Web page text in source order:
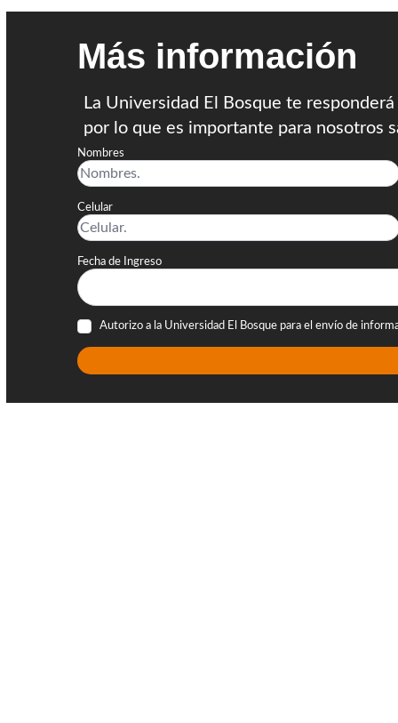
Más información
La Universidad El Bosque te
por lo que es importante para nosotros
Nombres
Celular
Fecha de Ingreso
Autorizo a la Universidad El Bosque para el envío de